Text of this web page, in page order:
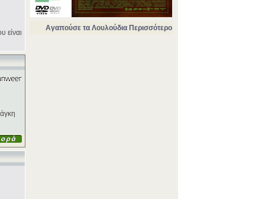
είναι
Αγαπούσε τα Λουλούδια Περισσότερο